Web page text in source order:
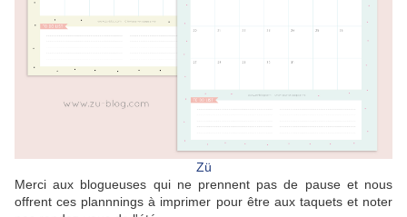
Zü
Merci aux blogueuses qui ne prennent pas de pause et nous
offrent ces plannnings à imprimer pour être aux taquets et noter